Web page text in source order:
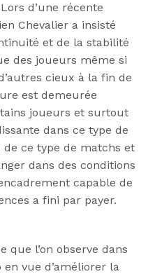
d’une récente
Chevalier a insisté
et de la stabilité
des joueurs même si
cieux à la fin de
est demeurée
joueurs et surtout
dans ce type de
ce type de matchs et
dans des conditions
capable de
a fini par payer.
que l’on observe dans
vue d’améliorer la